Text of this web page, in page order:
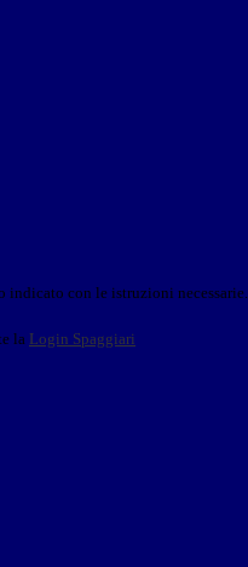
con le istruzioni necessarie.
la Login Spaggiari